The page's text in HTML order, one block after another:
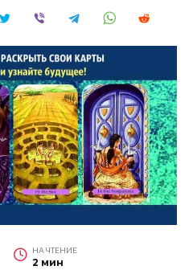
НА ЧТЕНИЕ
2 мин